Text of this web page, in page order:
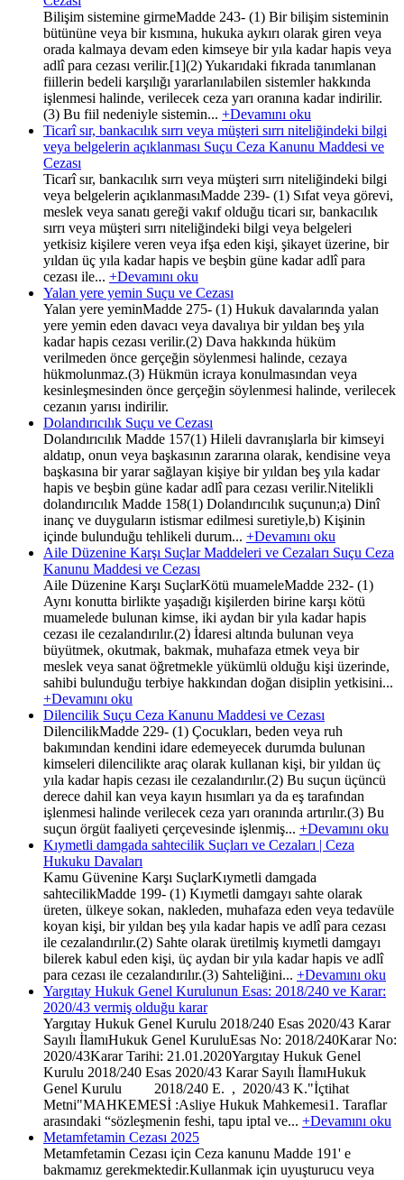
Bilişim sistemine girmeMadde 243- (1) Bir bilişim sisteminin
bütününe veya bir kısmına, hukuka aykırı olarak giren veya
orada kalmaya devam eden kimseye bir yıla kadar hapis veya
adlî para cezası verilir.[1](2) Yukarıdaki fıkrada tanımlanan
fiillerin bedeli karşılığı yararlanılabilen sistemler hakkında
işlenmesi halinde, verilecek ceza yarı oranına kadar indirilir.
(3) Bu fiil nedeniyle sistemin... +Devamını oku
Ticarî sır, bankacılık sırrı veya müşteri sırrı niteliğindeki bilgi
veya belgelerin açıklanması Suçu Ceza Kanunu Maddesi ve
Cezası
Ticarî sır, bankacılık sırrı veya müşteri sırrı niteliğindeki bilgi
veya belgelerin açıklanmasıMadde 239- (1) Sıfat veya görevi,
meslek veya sanatı gereği vakıf olduğu ticari sır, bankacılık
sırrı veya müşteri sırrı niteliğindeki bilgi veya belgeleri
yetkisiz kişilere veren veya ifşa eden kişi, şikayet üzerine, bir
yıldan üç yıla kadar hapis ve beşbin güne kadar adlî para
cezası ile... +Devamını oku
Yalan yere yemin Suçu ve Cezası
Yalan yere yeminMadde 275- (1) Hukuk davalarında yalan
yere yemin eden davacı veya davalıya bir yıldan beş yıla
kadar hapis cezası verilir.(2) Dava hakkında hüküm
verilmeden önce gerçeğin söylenmesi halinde, cezaya
hükmolunmaz.(3) Hükmün icraya konulmasından veya
kesinleşmesinden önce gerçeğin söylenmesi halinde, verilecek
cezanın yarısı indirilir.
Dolandırıcılık Suçu ve Cezası
Dolandırıcılık Madde 157(1) Hileli davranışlarla bir kimseyi
aldatıp, onun veya başkasının zararına olarak, kendisine veya
başkasına bir yarar sağlayan kişiye bir yıldan beş yıla kadar
hapis ve beşbin güne kadar adlî para cezası verilir.Nitelikli
dolandırıcılık Madde 158(1) Dolandırıcılık suçunun;a) Dinî
inanç ve duyguların istismar edilmesi suretiyle,b) Kişinin
içinde bulunduğu tehlikeli durum... +Devamını oku
Aile Düzenine Karşı Suçlar Maddeleri ve Cezaları Suçu Ceza
Kanunu Maddesi ve Cezası
Aile Düzenine Karşı SuçlarKötü muameleMadde 232- (1)
Aynı konutta birlikte yaşadığı kişilerden birine karşı kötü
muamelede bulunan kimse, iki aydan bir yıla kadar hapis
cezası ile cezalandırılır.(2) İdaresi altında bulunan veya
büyütmek, okutmak, bakmak, muhafaza etmek veya bir
meslek veya sanat öğretmekle yükümlü olduğu kişi üzerinde,
sahibi bulunduğu terbiye hakkından doğan disiplin yetkisini...
+Devamını oku
Dilencilik Suçu Ceza Kanunu Maddesi ve Cezası
DilencilikMadde 229- (1) Çocukları, beden veya ruh
bakımından kendini idare edemeyecek durumda bulunan
kimseleri dilencilikte araç olarak kullanan kişi, bir yıldan üç
yıla kadar hapis cezası ile cezalandırılır.(2) Bu suçun üçüncü
derece dahil kan veya kayın hısımları ya da eş tarafından
işlenmesi halinde verilecek ceza yarı oranında artırılır.(3) Bu
suçun örgüt faaliyeti çerçevesinde işlenmiş... +Devamını oku
Kıymetli damgada sahtecilik Suçları ve Cezaları | Ceza
Hukuku Davaları
Kamu Güvenine Karşı SuçlarKıymetli damgada
sahtecilikMadde 199- (1) Kıymetli damgayı sahte olarak
üreten, ülkeye sokan, nakleden, muhafaza eden veya tedavüle
koyan kişi, bir yıldan beş yıla kadar hapis ve adlî para cezası
ile cezalandırılır.(2) Sahte olarak üretilmiş kıymetli damgayı
bilerek kabul eden kişi, üç aydan bir yıla kadar hapis ve adlî
para cezası ile cezalandırılır.(3) Sahteliğini... +Devamını oku
Yargıtay Hukuk Genel Kurulunun Esas: 2018/240 ve Karar:
2020/43 vermiş olduğu karar
Yargıtay Hukuk Genel Kurulu 2018/240 Esas 2020/43 Karar
Sayılı İlamıHukuk Genel KuruluEsas No: 2018/240Karar No:
2020/43Karar Tarihi: 21.01.2020Yargıtay Hukuk Genel
Kurulu 2018/240 Esas 2020/43 Karar Sayılı İlamıHukuk
Genel Kurulu 2018/240 E. , 2020/43 K."İçtihat
Metni"MAHKEMESİ :Asliye Hukuk Mahkemesi1. Taraflar
arasındaki “sözleşmenin feshi, tapu iptal ve... +Devamını oku
Metamfetamin Cezası 2025
Metamfetamin Cezası için Ceza kanunu Madde 191' e
bakmamız gerekmektedir.Kullanmak için uyuşturucu veya